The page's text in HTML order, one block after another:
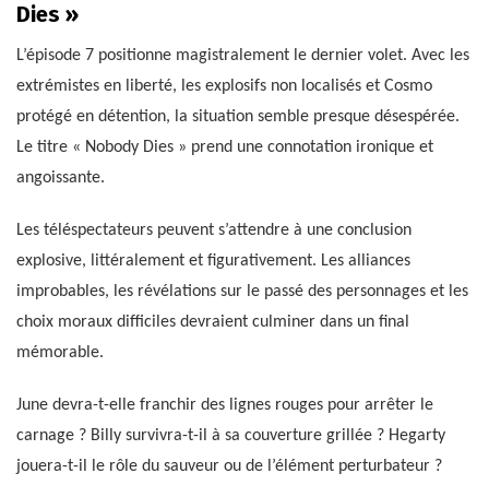
Dies »
L’épisode 7 positionne magistralement le dernier volet. Avec les
extrémistes en liberté, les explosifs non localisés et Cosmo
protégé en détention, la situation semble presque désespérée.
Le titre « Nobody Dies » prend une connotation ironique et
angoissante.
Les téléspectateurs peuvent s’attendre à une conclusion
explosive, littéralement et figurativement. Les alliances
improbables, les révélations sur le passé des personnages et les
choix moraux difficiles devraient culminer dans un final
mémorable.
June devra-t-elle franchir des lignes rouges pour arrêter le
carnage ? Billy survivra-t-il à sa couverture grillée ? Hegarty
jouera-t-il le rôle du sauveur ou de l’élément perturbateur ?